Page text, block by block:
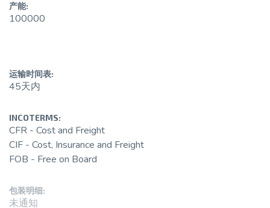
其他信息：
产能:
100000
运输时间表:
45天内
INCOTERMS:
CFR - Cost and Freight
CIF - Cost, Insurance and Freight
FOB - Free on Board
包装明细:
未通知